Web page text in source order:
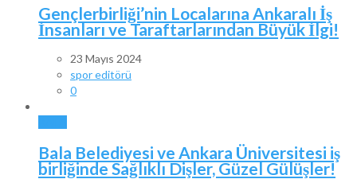
Gençlerbirliği’nin Localarına Ankaralı İş
İnsanları ve Taraftarlarından Büyük İlgi!
23 Mayıs 2024
spor editörü
0
Bala Belediyesi ve Ankara Üniversitesi iş
birliğinde Sağlıklı Dişler, Güzel Gülüşler!